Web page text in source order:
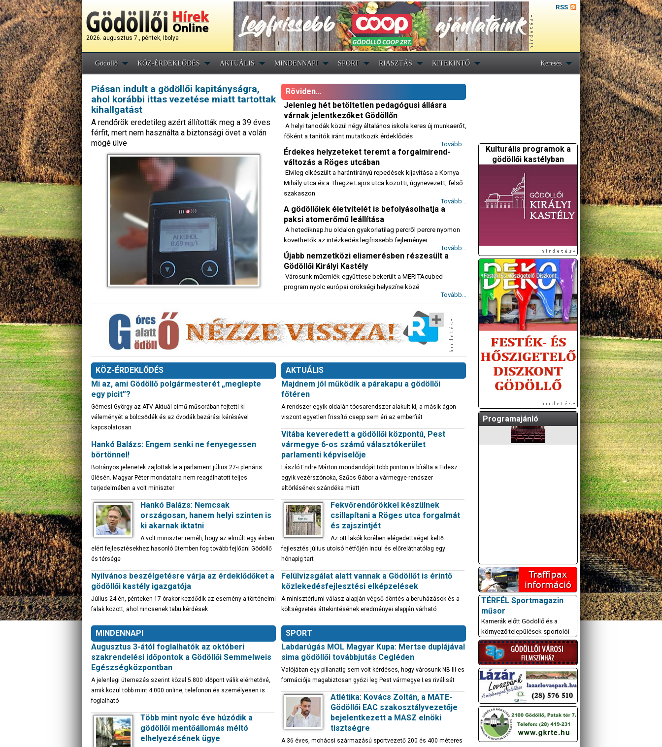
2026. augusztus 7., péntek, Ibolya
RSS
Gödöllő KÖZ-ÉRDEKLŐDÉS AKTUÁLIS MINDENNAPI SPORT RIASZTÁS KITEKINTŐ Keresés
Piásan indult a gödöllői kapitányságra,
ahol korábbi ittas vezetése miatt tartottak
kihallgatást
A rendőrök eredetileg azért állították meg a 39 éves
férfit, mert nem használta a biztonsági övet a volán
mögé ülve
Röviden...
Jelenleg hét betöltetlen pedagógusi állásra
várnak jelentkezőket Gödöllőn
A helyi tanodák közül négy általános iskola keres új munkaerőt,
főként a tanítók iránt mutatkozik érdeklődés
Tovább...
Érdekes helyzeteket teremt a forgalmirend-
változás a Röges utcában
Elvileg elkészült a harántirányú repedések kijavítása a Kornya
Mihály utca és a Thegze Lajos utca közötti, úgynevezett, felső
szakaszon
Tovább...
A gödöllőiek életvitelét is befolyásolhatja a
paksi atomerőmű leállítása
A hetediknap.hu oldalon gyakorlatilag percről percre nyomon
követhetők az intézkedés legfrissebb fejleményei
Tovább...
Újabb nemzetközi elismerésben részesült a
Gödöllői Királyi Kastély
Városunk műemlék-együttese bekerült a MERITAcubed
program nyolc európai örökségi helyszíne közé
Tovább...
KÖZ-ÉRDEKLŐDÉS
Mi az, ami Gödöllő polgármesterét „meglepte
egy picit”?
Gémesi György az ATV Aktuál című műsorában fejtetti ki
véleményét a bölcsődék és az óvodák bezárási kérésével
kapcsolatosan
Hankó Balázs: Engem senki ne fenyegessen
börtönnel!
Botrányos jelenetek zajlottak le a parlament július 27-i plenáris
ülésén. Magyar Péter mondataira nem reagálhatott teljes
terjedelmében a volt miniszter
Hankó Balázs: Nemcsak
országosan, hanem helyi szinten is
ki akarnak iktatni
A volt miniszter reméli, hogy az elmúlt egy évben
elért fejlesztésekhez hasonló ütemben fog tovább fejlődni Gödöllő
és térsége
Nyilvános beszélgetésre várja az érdeklődőket a
gödöllői kastély igazgatója
Július 24-én, pénteken 17 órakor kezdődik az esemény a történelmi
falak között, ahol nincsenek tabu kérdések
AKTUÁLIS
Majdnem jól működik a párakapu a gödöllői
főtéren
A rendszer egyik oldalán tócsarendszer alakult ki, a másik ágon
viszont egyetlen frissítő csepp sem éri az emberfiát
Vitába keveredett a gödöllői központú, Pest
vármegye 6-os számú választókerület
parlamenti képviselője
László Endre Márton mondandóját több ponton is bírálta a Fidesz
egyik vezérszónoka, Szűcs Gábor a vármegye-rendszer
eltörlésének szándéka miatt
Fekvőrendőrökkel készülnek
csillapítani a Röges utca forgalmát
és zajszintjét
Az ott lakók körében elégedettséget keltő
fejlesztés július utolsó hétfőjén indul és előreláthatólag egy
hónapig tart
Felülvizsgálat alatt vannak a Gödöllőt is érintő
közlekedésfejlesztési elképzelések
A minisztériumi válasz alapján végső döntés a beruházások és a
költségvetés áttekintésének eredményei alapján várható
MINDENNAPI
Augusztus 3-ától foglalhatók az októberi
szakrendelési időpontok a Gödöllői Semmelweis
Egészségközpontban
A jelenlegi ütemezés szerint közel 5.800 időpont válik elérhetővé,
amik közül több mint 4.000 online, telefonon és személyesen is
foglalható
Több mint nyolc éve húzódik a
gödöllői mentőállomás méltó
elhelyezésének ügye
SPORT
Labdarúgás MOL Magyar Kupa: Mertse duplájával
sima gödöllői továbbjutás Cegléden
Valójában egy pillanatig sem volt kérdéses, hogy városunk NB III-es
formációja magabiztosan győzi leg Pest vármegye I.es riválisát
Atlétika: Kovács Zoltán, a MATE-
Gödöllői EAC szakosztályvezetője
bejelentkezett a MASZ elnöki
tisztségre
A 36 éves, mohácsi származású sportvezető 200 és 400 méteres
Kulturális programok a
gödöllői kastélyban
Programajánló
A GÖDÖLLŐI ÉS
KÖRNYÉKBELI
KULTURÁLIS- ÉS
SPORTPROGRAMOKAT
KÖZÖSSÉGI
OLDALUNKON TESSZÜK
KÖZZÉ!
TÉRFÉL Sportmagazin
műsor
Kamerák előtt Gödöllő és a
környező települések sportolói